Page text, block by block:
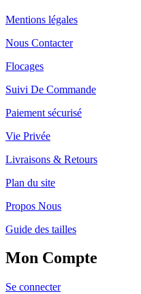
Mentions légales
Nous Contacter
Flocages
Suivi De Commande
Paiement sécurisé
Vie Privée
Livraisons & Retours
Plan du site
Propos Nous
Guide des tailles
Mon Compte
Se connecter